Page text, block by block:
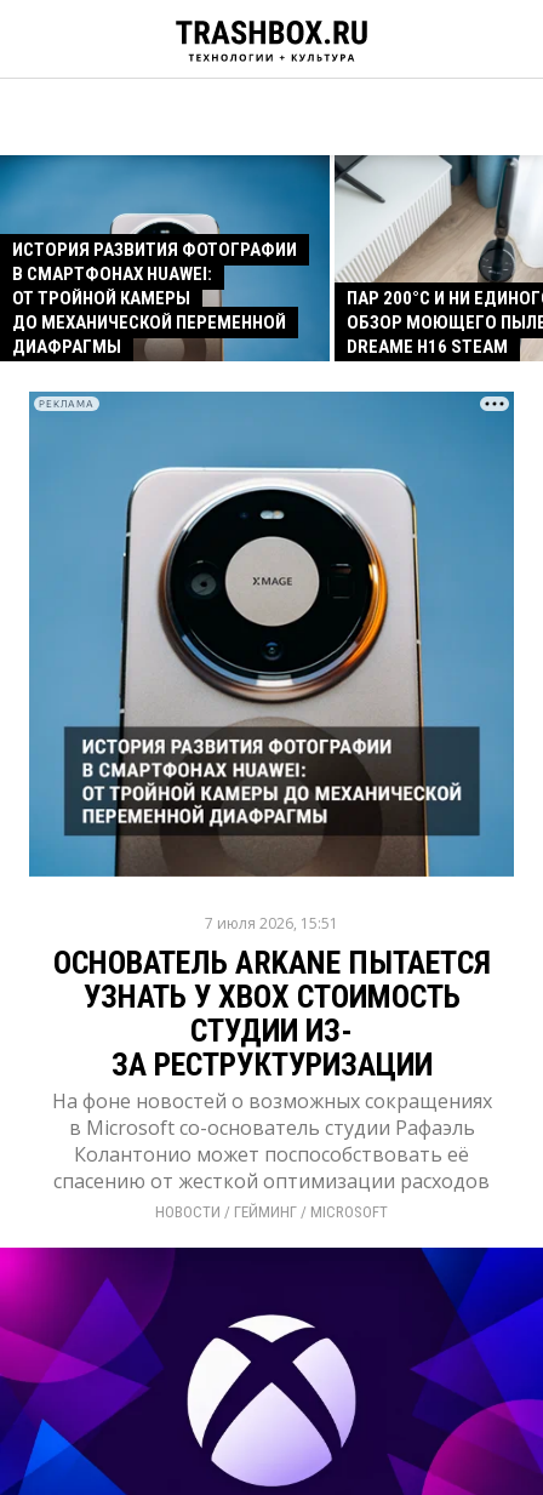
ИСТОРИЯ РАЗВИТИЯ ФОТОГРАФИИ
В СМАРТФОНАХ HUAWEI:
ОТ ТРОЙНОЙ КАМЕРЫ
ДО МЕХАНИЧЕСКОЙ ПЕРЕМЕННОЙ
ДИАФРАГМЫ
ПАР 200°C И НИ
ОБЗОР МОЮЩЕГО
DREAME H16 STEAM
РЕКЛАМА
7 июля 2026, 15:51
ОСНОВАТЕЛЬ ARKANE ПЫТАЕТСЯ
УЗНАТЬ У XBOX СТОИМОСТЬ
СТУДИИ ИЗ-
ЗА РЕСТРУКТУРИЗАЦИИ
На фоне новостей о возможных сокращениях
в Microsoft со-основатель студии Рафаэль
Колантонио может поспособствовать её
спасению от жесткой оптимизации расходов
НОВОСТИ / ГЕЙМИНГ / MICROSOFT